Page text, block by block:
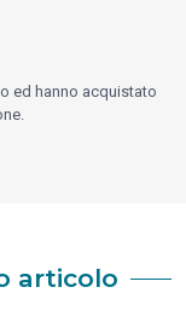
ed hanno acquistato
articolo